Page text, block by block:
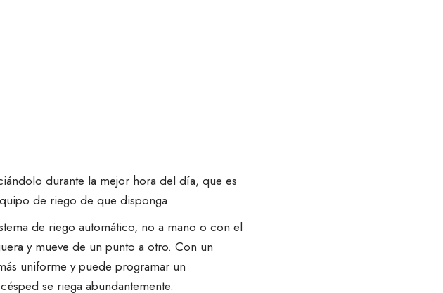
durante la mejor hora del día, que es
de riego de que disponga.
de riego automático, no a mano o con el
y mueve de un punto a otro. Con un
uniforme y puede programar un
se riega abundantemente.